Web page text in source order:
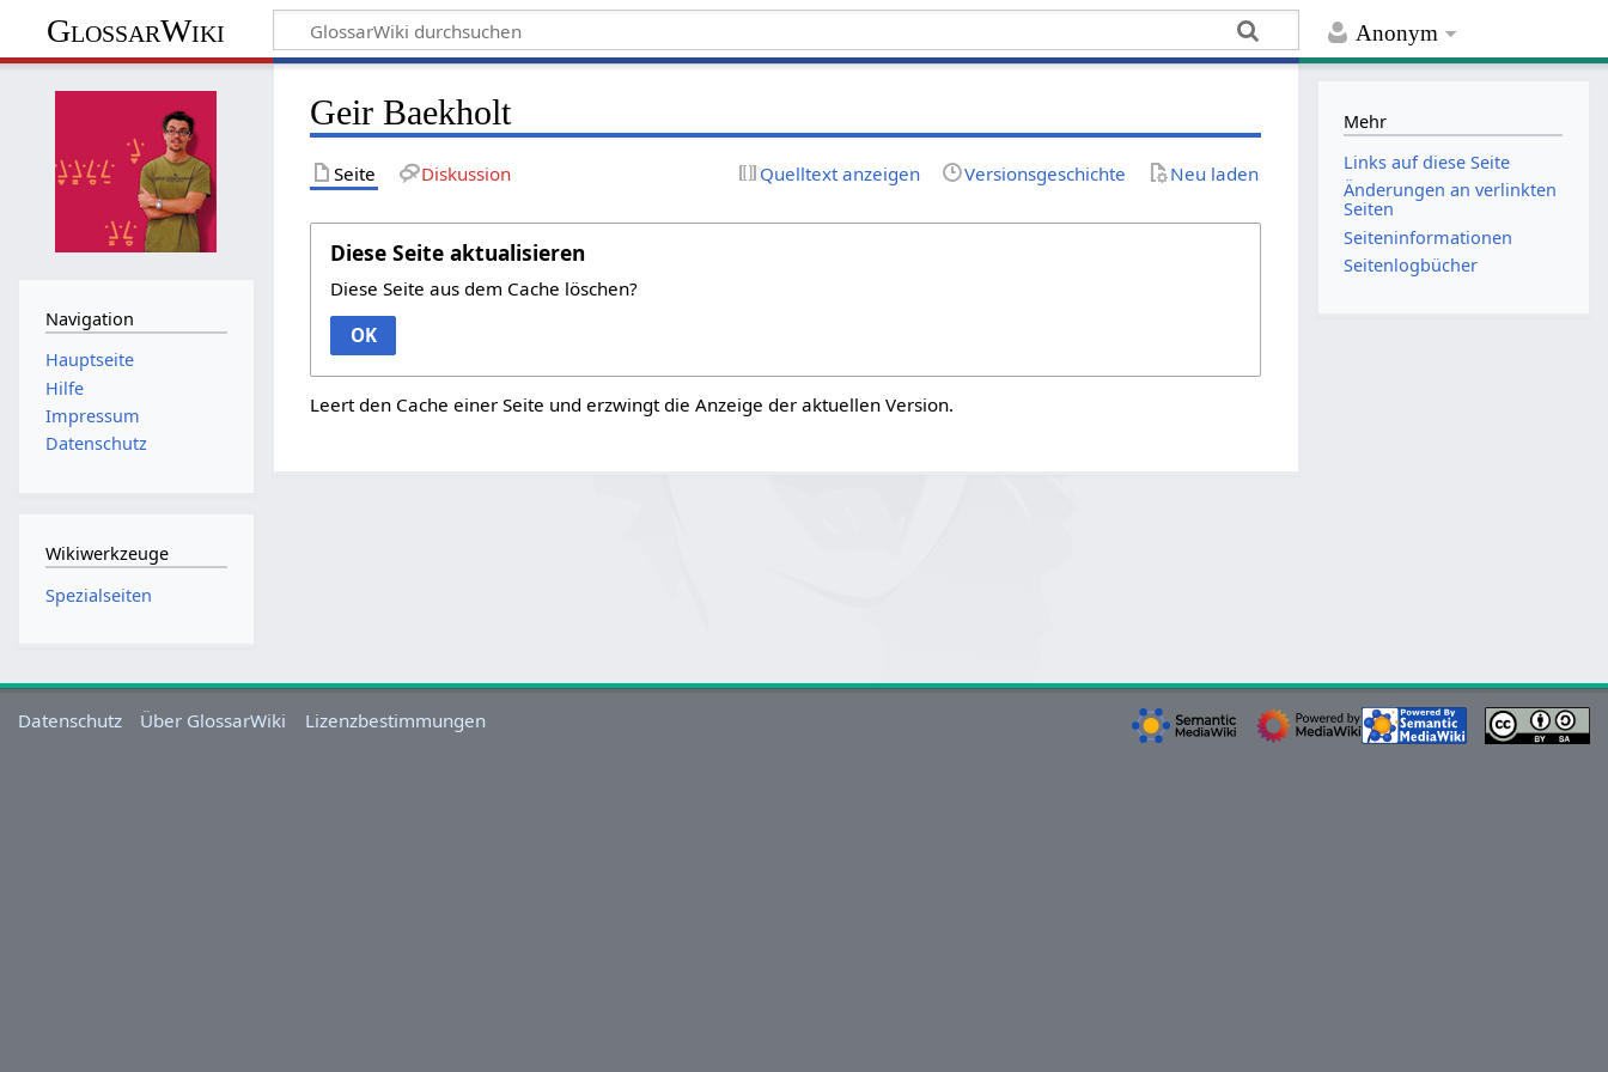
Anonym
GlossarWiki
Geir Baekholt
Seite Diskussion Quelltext anzeigen Versionsgeschichte Neu laden
Diese Seite aktualisieren
Diese Seite aus dem Cache löschen?
OK
Leert den Cache einer Seite und erzwingt die Anzeige der aktuellen Version.
Navigation
Hauptseite
Hilfe
Impressum
Datenschutz
Wikiwerkzeuge
Spezialseiten
Mehr
Links auf diese Seite
Änderungen an verlinkten
Seiten
Seiten­­informationen
Seitenlogbücher
Datenschutz Über GlossarWiki Lizenzbestimmungen